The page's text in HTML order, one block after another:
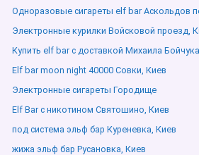
Одноразовые сигареты elf bar Аскольдов
Электронные курилки Войсковой проезд,
Купить elf bar с доставкой Михаила
Elf bar moon night 40000 Совки, Киев
Электронные сигареты Городище
Elf Bar с никотином Святошино, Киев
под система эльф бар Куреневка, Киев
жижа эльф бар Русановка, Киев